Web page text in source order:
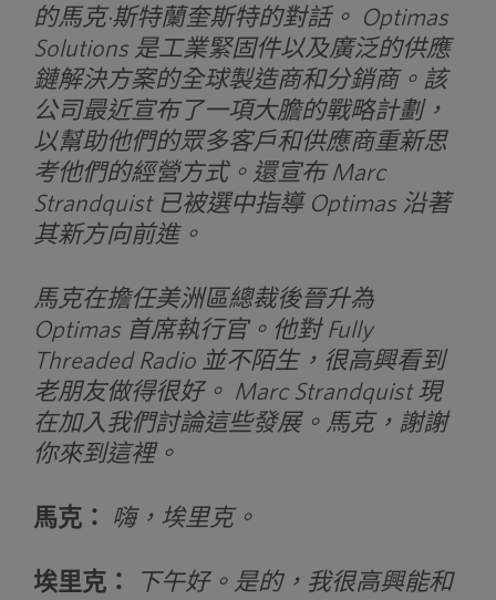
的馬克·斯特蘭奎斯特的對話。 Optimas
Solutions 是工業緊固件以及廣泛的供應
鏈解決方案的全球製造商和分銷商。該
公司最近宣布了一項大膽的戰略計劃，
以幫助他們的眾多客戶和供應商重新思
考他們的經營方式。還宣布 Marc
Strandquist 已被選中指導 Optimas 沿著
其新方向前進。
馬克在擔任美洲區總裁後晉升為
Optimas 首席執行官。他對 Fully
Threaded Radio 並不陌生，很高興看到
老朋友做得很好。 Marc Strandquist 現
在加入我們討論這些發展。馬克，謝謝
你來到這裡。
馬克： 嗨，埃里克。
埃里克：
下午好。是的，我很高興能和